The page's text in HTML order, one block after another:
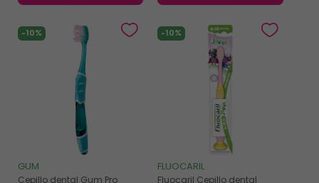
-10%
GUM
Cepillo dental Gum Pro
-10%
FLUOCARIL
Fluocaril Cepillo dental